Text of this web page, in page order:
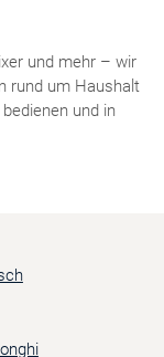
und mehr – wir
rund um Haushalt
und in